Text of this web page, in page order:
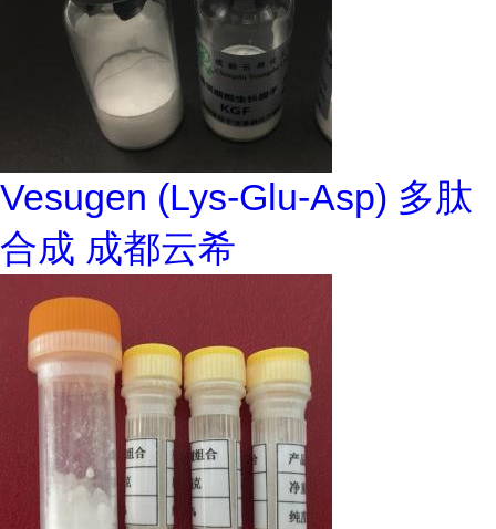
Vesugen (Lys-Glu-Asp) 多肽
合成 成都云希